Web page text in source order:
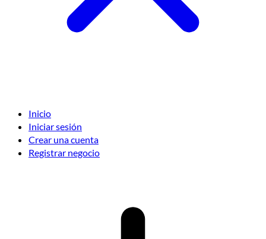
Inicio
Iniciar sesión
Crear una cuenta
Registrar negocio